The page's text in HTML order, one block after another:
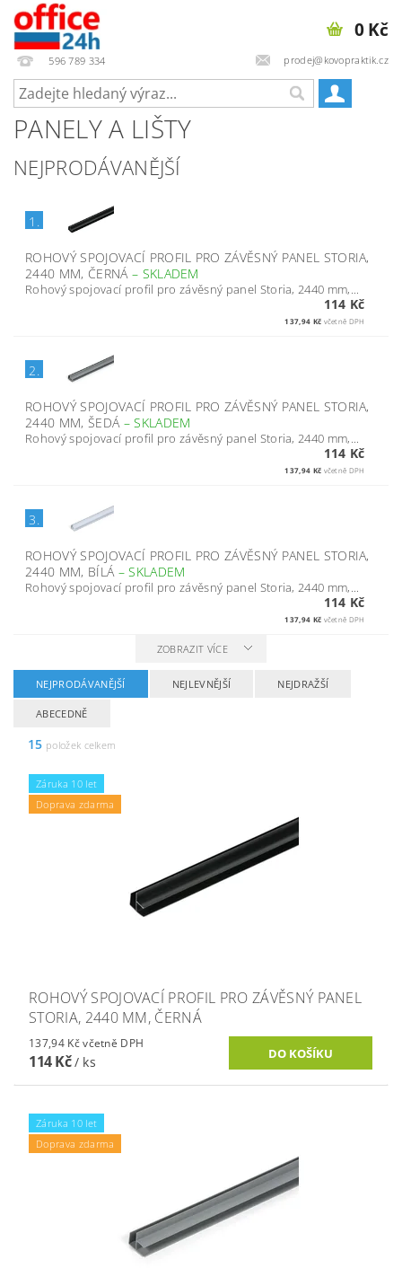
596 789 334 prodej@kovopraktik.cz
0 Kč
PANELY A LIŠTY
NEJPRODÁVANĚJŠÍ
1.
ROHOVÝ SPOJOVACÍ PROFIL PRO ZÁVĚSNÝ PANEL STORIA,
2440 MM, ČERNÁ – SKLADEM
Rohový spojovací profil pro závěsný panel Storia, 2440 mm,...
114 Kč
137,94 Kč včetně DPH
2.
ROHOVÝ SPOJOVACÍ PROFIL PRO ZÁVĚSNÝ PANEL STORIA,
2440 MM, ŠEDÁ –SKLADEM
Rohový spojovací profil pro závěsný panel Storia, 2440 mm,...
114 Kč
137,94 Kč včetně DPH
3.
ROHOVÝ SPOJOVACÍ PROFIL PRO ZÁVĚSNÝ PANEL STORIA,
2440 MM, BÍLÁ –SKLADEM
Rohový spojovací profil pro závěsný panel Storia, 2440 mm,...
114 Kč
137,94 Kč včetně DPH
ZOBRAZIT VÍCE
NEJPRODÁVANĚJŠÍ NEJLEVNĚJŠÍ NEJDRAŽŠÍ
ABECEDNĚ
15 položek celkem
Záruka 10 let
Doprava zdarma
ROHOVÝ SPOJOVACÍ PROFIL PRO ZÁVĚSNÝ PANEL
STORIA, 2440 MM, ČERNÁ
137,94 Kč včetně DPH
114 Kč/ ks
Záruka 10 let
Doprava zdarma